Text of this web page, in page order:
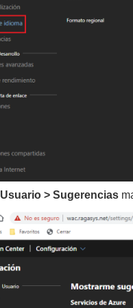
Usuario > Sugerencias